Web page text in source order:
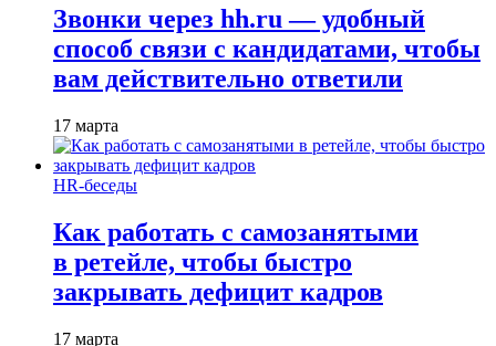
Звонки через hh.ru — удобный
способ связи с кандидатами, чтобы
вам действительно ответили
17 марта
HR-беседы
Как работать с самозанятыми
в ретейле, чтобы быстро
закрывать дефицит кадров
17 марта